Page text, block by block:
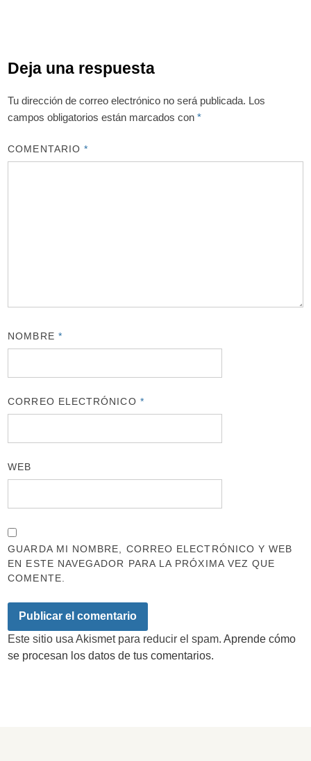
Deja una respuesta
Tu dirección de correo electrónico no será publicada. Los
campos obligatorios están marcados con*
COMENTARIO*
NOMBRE *
CORREO ELECTRÓNICO *
WEB
GUARDA MI NOMBRE, CORREO ELECTRÓNICO Y WEB
EN ESTE NAVEGADOR PARA LA PRÓXIMA VEZ QUE
COMENTE.
Este sitio usa Akismet para reducir el spam.Aprende cómo
se procesan los datos de tus comentarios.